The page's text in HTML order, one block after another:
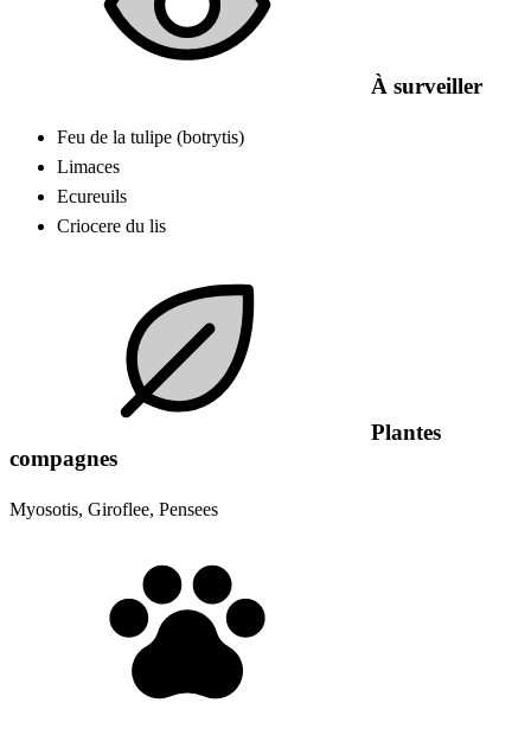
À surveiller
Feu de la tulipe (botrytis)
Limaces
Ecureuils
Criocere du lis
Plantes
compagnes
Myosotis, Giroflee, Pensees